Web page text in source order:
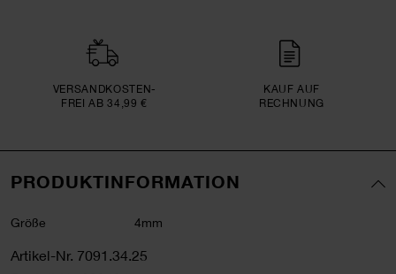
VERSAND­KOSTEN­
FREI AB 34,99 €
KAUF AUF
RECHNUNG
PRODUKTINFORMATION
Größe 4mm
Artikel-Nr. 7091.34.25